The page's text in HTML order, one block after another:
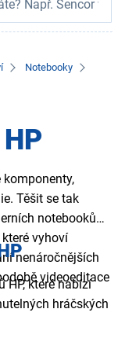
Notebooky
Těšit se tak
notebooků
vyhoví
nenáročnějších
videoeditace
HP, které nabízí
hráčských